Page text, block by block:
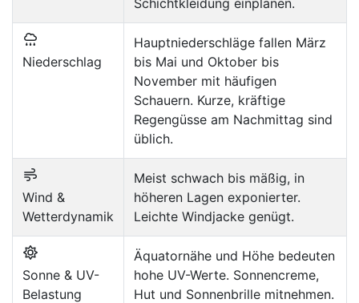
Niederschlag
Hauptniederschläge fallen März
bis Mai und Oktober bis
November mit häufigen
Schauern. Kurze, kräftige
Regengüsse am Nachmittag sind
üblich.
Wind &
Wetterdynamik
Meist schwach bis mäßig, in
höheren Lagen exponierter.
Leichte Windjacke genügt.
Sonne & UV-
Belastung
Äquatornähe und Höhe bedeuten
hohe UV-Werte. Sonnencreme,
Hut und Sonnenbrille mitnehmen.